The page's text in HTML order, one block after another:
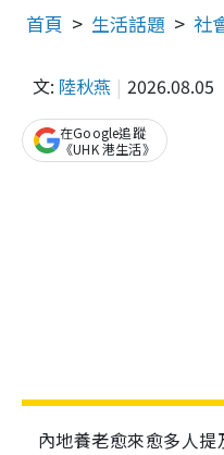
首頁 生活話題 社
文: 陸秋燕 2026.08.05
在Google追蹤
《UHK 港生活》
內地養老愈來愈多人